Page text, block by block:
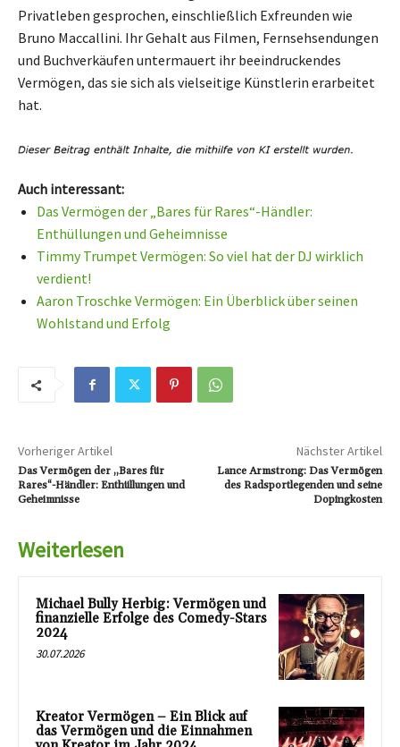
Privatleben gesprochen, einschließlich Exfreunden wie
Bruno Maccallini. Ihr Gehalt aus Filmen, Fernsehsendungen
und Buchverkäufen untermauert ihr beeindruckendes
Vermögen, das sie sich als vielseitige Künstlerin erarbeitet
hat.
Auch interessant:
Das Vermögen der „Bares für Rares“-Händler:
Enthüllungen und Geheimnisse
Timmy Trumpet Vermögen: So viel hat der DJ wirklich
verdient!
Aaron Troschke Vermögen: Ein Überblick über seinen
Wohlstand und Erfolg
Vorheriger Artikel
Das Vermögen der „Bares für
Rares“-Händler: Enthüllungen und
Geheimnisse
Nächster Artikel
Lance Armstrong: Das Vermögen
des Radsportlegenden und seine
Dopingkosten
Weiterlesen
Michael Bully Herbig: Vermögen und
finanzielle Erfolge des Comedy-Stars
2024
30.07.2026
Kreator Vermögen – Ein Blick auf
das Vermögen und die Einnahmen